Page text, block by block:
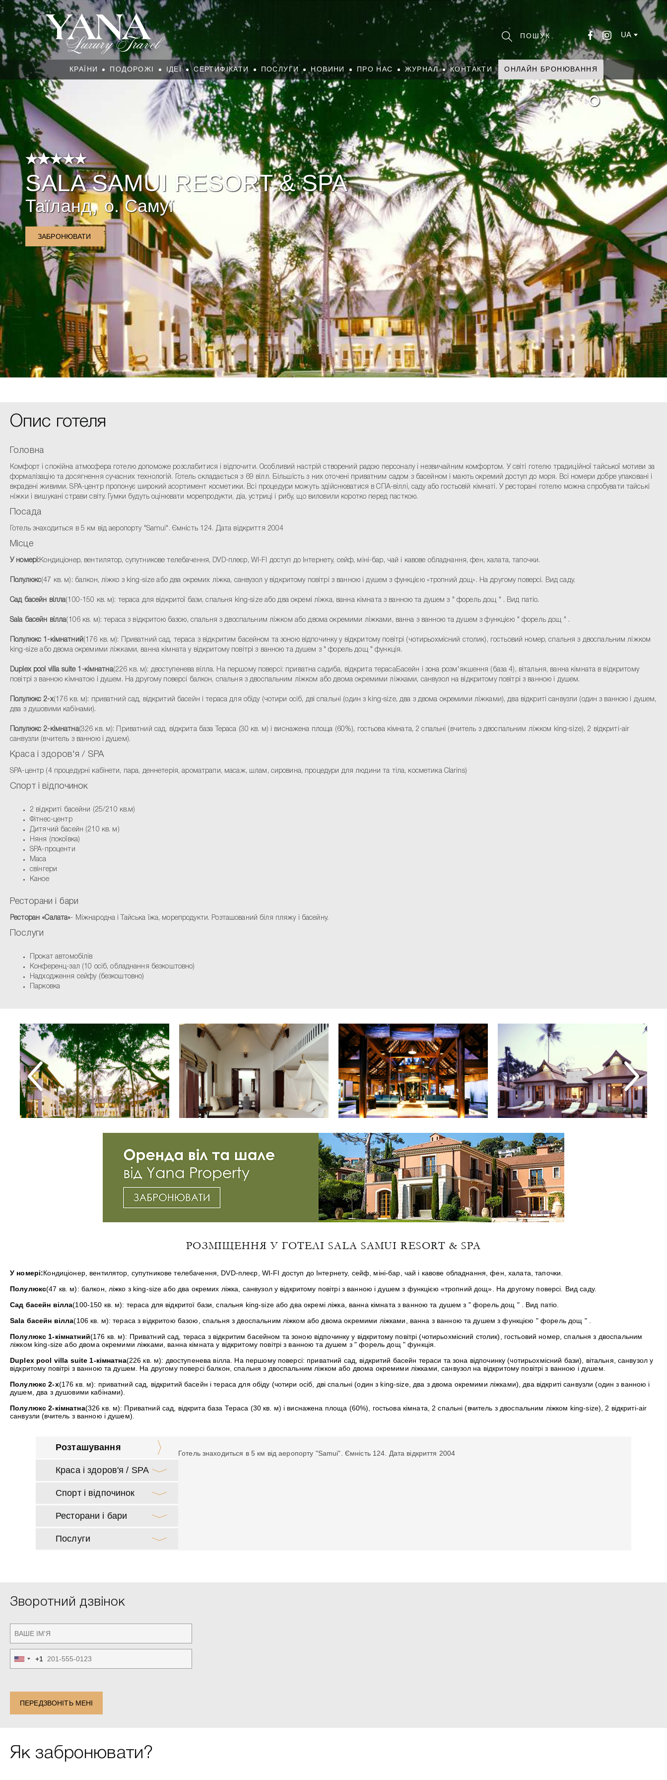
UA
КРАЇНИ ПОДОРОЖІ ІДЕЇ СЕРТИФІКАТИ ПОСЛУГИ НОВИНИ ПРО НАС ЖУРНАЛ КОНТАКТИ ОНЛАЙН БРОНЮВАННЯ
°
SALA SAMUI RESORT & SPA
Таїланд,о. Самуї
ЗАБРОНЮВАТИ
Опис готеля
Головна
Комфорт і спокійна атмосфера готелю допоможе розслабитися і відпочити. Особливий настрій створений радою персоналу і незвичайним комфортом. У світі готелю традиційної тайської мотиви за
формалізацію та досягнення сучасних технологій. Готель складається з 69 вілл. Більшість з них оточені приватним садом з басейном і мають окремий доступ до моря. Всі номери добре упаковані і
вкрадені живими. SPA-центр пропонує широкий асортимент косметики. Всі процедури можуть здійснюватися в СПА-віллі, саду або гостьовій кімнаті. У ресторані готелю можна спробувати тайські
ніжки і вишукані страви світу. Гумки будуть оцінювати морепродукти, діа, устриці і рибу, що виловили коротко перед пасткою.
Посада
Готель знаходиться в 5 км від аеропорту "Samui". Ємність 124. Дата відкриття 2004
Місце
У номері:Кондиціонер, вентилятор, супутникове телебачення, DVD-плеєр, WI-FI доступ до Інтернету, сейф, міні-бар, чай і кавове обладнання, фен, халата, тапочки.
Полулюкс(47 кв. м): балкон, ліжко з king-size або два окремих ліжка, санвузол у відкритому повітрі з ванною і душем з функцією «тропний дощ». На другому поверсі. Вид саду.
Сад басейн вілла(100-150 кв. м): тераса для відкритої бази, спальня king-size або два окремі ліжка, ванна кімната з ванною та душем з " форель дощ " . Вид патіо.
Sala басейн вілла(106 кв. м): тераса з відкритою базою, спальня з двоспальним ліжком або двома окремими ліжками, ванна з ванною та душем з функцією " форель дощ " .
Полулюкс 1-кімнатний(176 кв. м): Приватний сад, тераса з відкритим басейном та зоною відпочинку у відкритому повітрі (чотирьохмісний столик), гостьовий номер, спальня з двоспальним ліжком
king-size або двома окремими ліжками, ванна кімната у відкритому повітрі з ванною та душем з " форель дощ " функція.
Duplex pool villa suite 1-кімнатна(226 кв. м): двоступенева вілла. На першому поверсі: приватна садиба, відкрита терасаБасейн і зона розм'якшення (база 4), вітальня, ванна кімната в відкритому
повітрі з ванною кімнатою і душем. На другому поверсі балкон, спальня з двоспальним ліжком або двома окремими ліжками, санвузол на відкритому повітрі з ванною і душем.
Полулюкс 2-х(176 кв. м): приватний сад, відкритий басейн і тераса для обіду (чотири осіб, дві спальні (один з king-size, два з двома окремими ліжками), два відкриті санвузли (один з ванною і душем,
два з душовими кабінами).
Полулюкс 2-кімнатна(326 кв. м): Приватний сад, відкрита база Тераса (30 кв. м) і виснажена площа (60%), гостьова кімната, 2 спальні (вчитель з двоспальним ліжком king-size), 2 відкриті-air
санвузли (вчитель з ванною і душем).
Краса і здоров'я / SPA
SPA-центр (4 процедурні кабінети, пара, деннетерія, ароматрапи, масаж, шлам, сировина, процедури для людини та тіла, косметика Clarins)
Спорт і відпочинок
2 відкриті басейни (25/210 кв.м)
Фітнес-центр
Дитячий басейн (210 кв. м)
Няня (покоївка)
SPA-проценти
Маса
свінгери
Каное
Ресторани і бари
Ресторан «Салата»- Міжнародна і Тайська їжа, морепродукти. Розташований біля пляжу і басейну.
Послуги
Прокат автомобілів
Конференц-зал (10 осіб, обладнання безкоштовно)
Надходження сейфу (безкоштовно)
Парковка
РОЗМІЩЕННЯ У ГОТЕЛІ SALA SAMUI RESORT & SPA
У номері:Кондиціонер, вентилятор, супутникове телебачення, DVD-плеєр, WI-FI доступ до Інтернету, сейф, міні-бар, чай і кавове обладнання, фен, халата, тапочки.
Полулюкс(47 кв. м): балкон, ліжко з king-size або два окремих ліжка, санвузол у відкритому повітрі з ванною і душем з функцією «тропний дощ». На другому поверсі. Вид саду.
Сад басейн вілла(100-150 кв. м): тераса для відкритої бази, спальня king-size або два окремі ліжка, ванна кімната з ванною та душем з " форель дощ " . Вид патіо.
Sala басейн вілла(106 кв. м): тераса з відкритою базою, спальня з двоспальним ліжком або двома окремими ліжками, ванна з ванною та душем з функцією " форель дощ " .
Полулюкс 1-кімнатний(176 кв. м): Приватний сад, тераса з відкритим басейном та зоною відпочинку у відкритому повітрі (чотирьохмісний столик), гостьовий номер, спальня з двоспальним
ліжком king-size або двома окремими ліжками, ванна кімната у відкритому повітрі з ванною та душем з " форель дощ " функція.
Duplex pool villa suite 1-кімнатна(226 кв. м): двоступенева вілла. На першому поверсі: приватний сад, відкритий басейн тераси та зона відпочинку (чотирьохмісний бази), вітальня, санвузол у
відкритому повітрі з ванною та душем. На другому поверсі балкон, спальня з двоспальним ліжком або двома окремими ліжками, санвузол на відкритому повітрі з ванною і душем.
Полулюкс 2-х(176 кв. м): приватний сад, відкритий басейн і тераса для обіду (чотири осіб, дві спальні (один з king-size, два з двома окремими ліжками), два відкриті санвузли (один з ванною і
душем, два з душовими кабінами).
Полулюкс 2-кімнатна(326 кв. м): Приватний сад, відкрита база Тераса (30 кв. м) і виснажена площа (60%), гостьова кімната, 2 спальні (вчитель з двоспальним ліжком king-size), 2 відкриті-air
санвузли (вчитель з ванною і душем).
Розташування
Краса і здоров'я / SPA
Спорт і відпочинок
Ресторани і бари
Послуги
Готель знаходиться в 5 км від аеропорту "Samui". Ємність 124. Дата відкриття 2004
Зворотний дзвінок
United
States
+1
ПЕРЕДЗВОНІТЬ МЕНІ
Як забронювати?